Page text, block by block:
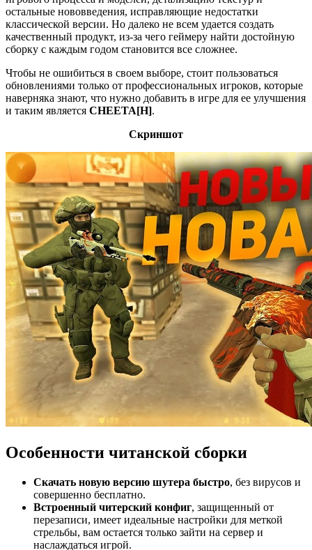
остальные нововведения, исправляющие недостатки
классической версии. Но далеко не всем удается создать
качественный продукт, из-за чего геймеру найти достойную
сборку с каждым годом становится все сложнее.
Чтобы не ошибиться в своем выборе, стоит пользоваться
обновлениями только от профессиональных игроков, которые
наверняка знают, что нужно добавить в игре для ее улучшения
и таким является CHEETA[H].
Скриншот
Особенности читанской сборки
Скачать новую версию шутера быстро, без вирусов и
совершенно бесплатно.
Встроенный читерский конфиг, защищенный от
перезаписи, имеет идеальные настройки для меткой
стрельбы, вам остается только зайти на сервер и
наслаждаться игрой.